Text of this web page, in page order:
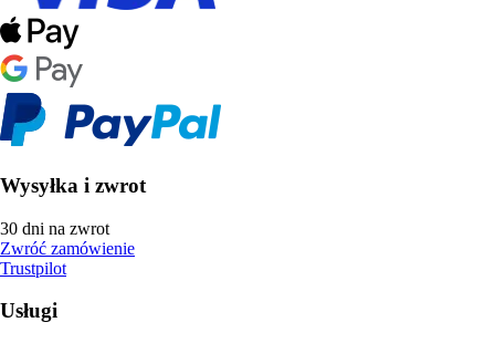
Wysyłka i zwrot
30 dni na zwrot
Zwróć zamówienie
Trustpilot
Usługi